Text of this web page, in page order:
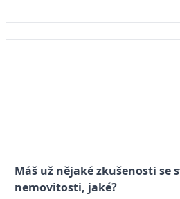
Máš už nějaké zkušenosti se
nemovitosti, jaké?